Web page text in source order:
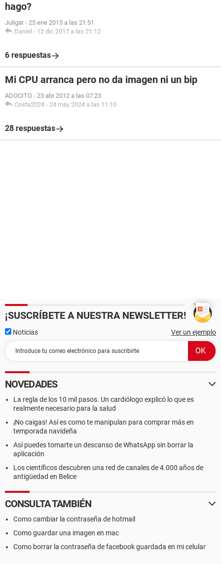
hago?
Juligar - 25 ene 2015 a las 21:51
Daniel - 12 dic 2017 a las 21:12
6 respuestas
Mi CPU arranca pero no da imagen ni un bip
ADOCITO - 23 abr 2012 a las 07:23
Costa2024 - 24 may 2024 a las 11:10
28 respuestas
¡SUSCRÍBETE A NUESTRA NEWSLETTER!
Noticias Ver un ejemplo
NOVEDADES
La regla de los 10 mil pasos. Un cardiólogo explicó lo que es
realmente necesario para la salud
¡No caigas! Así es como te manipulan para comprar más en
temporada navideña
Así puedes tomarte un descanso de WhatsApp sin borrar la
aplicación
Los científicos descubren una red de canales de 4.000 años de
antigüedad en Belice
CONSULTA TAMBIÉN
Como cambiar la contraseña de hotmail
Como guardar una imagen en mac
Como borrar la contraseña de facebook guardada en mi celular